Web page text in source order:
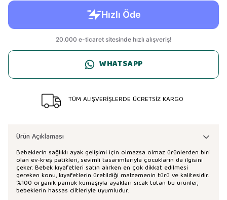
WHATSAPP
TÜM ALIŞVERİŞLERDE ÜCRETSİZ KARGO
Ürün Açıklaması
Bebeklerin sağlıklı ayak gelişimi için olmazsa olmaz ürünlerden biri
olan ev-kreş patikleri, sevimli tasarımlarıyla çocukların da ilgisini
çeker. Bebek kıyafetleri satın alırken en çok dikkat edilmesi
gereken konu, kıyafetlerin üretildiği malzemenin türü ve kalitesidir.
%100 organik pamuk kumaşıyla ayakları sıcak tutan bu ürünler,
bebeklerin hassas ciltleriyle uyumludur.